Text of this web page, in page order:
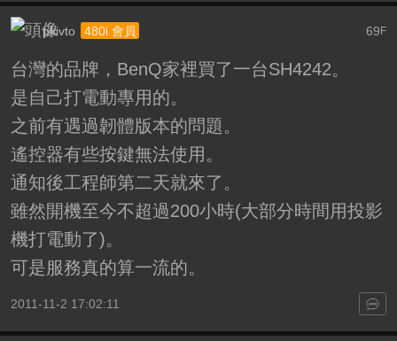
69F
pkivto 480i 會員
台灣的品牌，BenQ家裡買了一台SH4242。
是自己打電動專用的。
之前有遇過韌體版本的問題。
遙控器有些按鍵無法使用。
通知後工程師第二天就來了。
雖然開機至今不超過200小時(大部分時間用投影
機打電動了)。
可是服務真的算一流的。
2011-11-2 17:02:11